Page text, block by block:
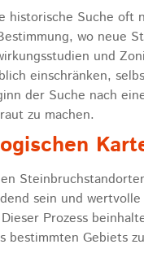
historische Suche oft
wo neue
und
einschränken,
der Suche nach
zu machen.
sein und
Prozess
bestimmten Gebiets